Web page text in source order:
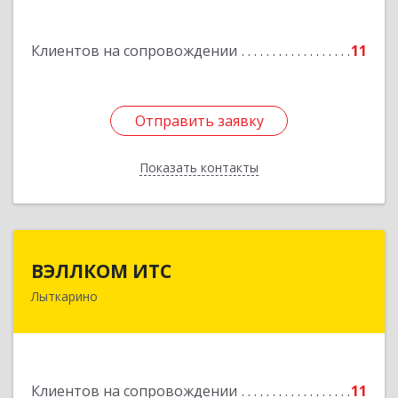
Клиентов на сопровождении 11
Отправить заявку
Показать контакты
Отправить заявку
Назад
ВЭЛЛКОМ ИТС
Лыткарино
Клиентов на сопровождении 11
140081, Московская обл, Лыткарино г.о.,
Подробнее